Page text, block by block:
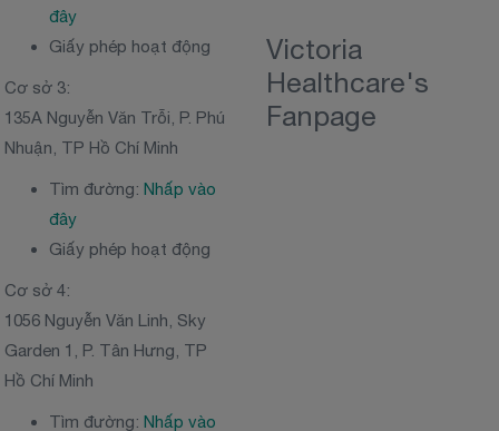
đây
Giấy phép hoạt động
Cơ sở 3:
135A Nguyễn Văn Trỗi, P. Phú
Nhuận, TP Hồ Chí Minh
Tìm đường:Nhấp vào
đây
Giấy phép hoạt động
Cơ sở 4:
1056 Nguyễn Văn Linh, Sky
Garden 1, P. Tân Hưng, TP
Hồ Chí Minh
Tìm đường:Nhấp vào
Victoria
Healthcare's
Fanpage